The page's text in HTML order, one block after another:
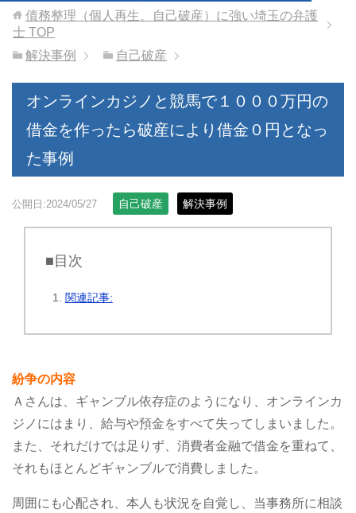
債務整理（個人再生、自己破産）に強い埼玉の弁護
士 TOP
解決事例
自己破産
オンラインカジノと競馬で１０００万円の
借金を作ったら破産により借金０円となっ
た事例
公開日:2024/05/27 自己破産 解決事例
■目次
関連記事:
紛争の内容
Ａさんは、ギャンブル依存症のようになり、オンラインカ
ジノにはまり、給与や預金をすべて失ってしまいました。
また、それだけでは足りず、消費者金融で借金を重ねて、
それもほとんどギャンブルで消費しました。
周囲にも心配され、本人も状況を自覚し、当事務所に相談